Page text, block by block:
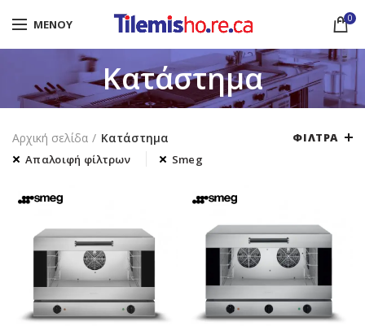
ΜΕΝΟΎ 0
Κατάστημα
Αρχική σελίδα Κατάστημα
ΦΊΛΤΡΑ
Απαλοιφή φίλτρων
Smeg